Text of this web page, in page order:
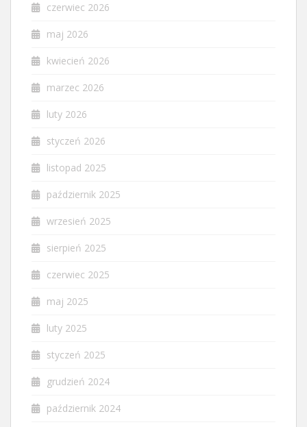
czerwiec 2026
maj 2026
kwiecień 2026
marzec 2026
luty 2026
styczeń 2026
listopad 2025
październik 2025
wrzesień 2025
sierpień 2025
czerwiec 2025
maj 2025
luty 2025
styczeń 2025
grudzień 2024
październik 2024